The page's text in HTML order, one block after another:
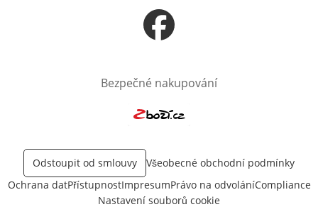
Otevře v novém okně
Bezpečné nakupování
Odstoupit od smlouvy
Všeobecné obchodní podmínky
Ochrana datPřístupnostImpresumPrávo na odvoláníCompliance
Nastavení souborů cookie